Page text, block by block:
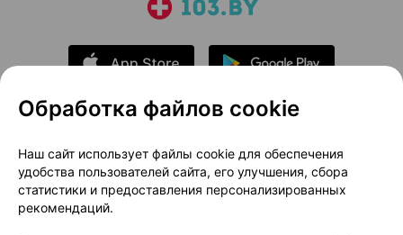
О проекте
Новости проекта
Размещение рекламы
Медицинский маркетинг
Публичный договор
Доставка
Обработка файлов cookie
Наш сайт использует файлы cookie для обеспечения
удобства пользователей сайта, его улучшения, сбора
статистики и предоставления персонализированных
рекомендаций.